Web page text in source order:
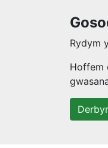
Rydym
Hoffem